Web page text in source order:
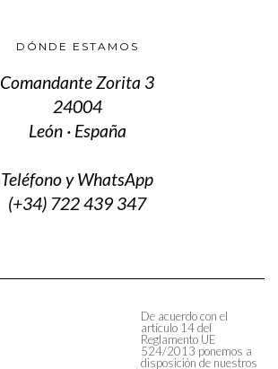
DÓNDE ESTAMOS
Comandante Zorita 3
24004
León · España
Teléfono y WhatsApp
(+34) 722 439 347
De acuerdo con el
artículo 14 del
Reglamento UE
524/2013 ponemos a
disposición de nuestros